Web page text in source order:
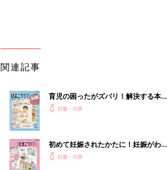
関連記事
育児の困ったがズバリ！解決する本
『ひよこクラブ 秋号』 4カ月～2才
妊娠・出産
初めて妊娠されたかたに！妊娠がわか
ったら最初に読む本『初めてのたまご
妊娠・出産